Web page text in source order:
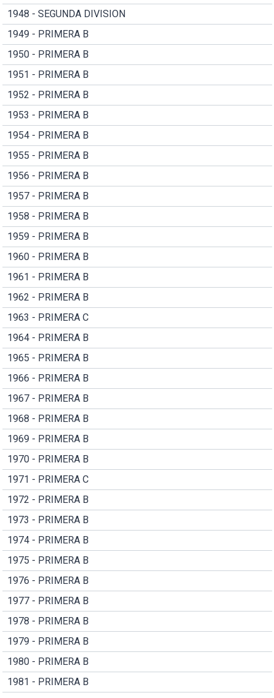
1948 - SEGUNDA DIVISION
1949 - PRIMERA B
1950 - PRIMERA B
1951 - PRIMERA B
1952 - PRIMERA B
1953 - PRIMERA B
1954 - PRIMERA B
1955 - PRIMERA B
1956 - PRIMERA B
1957 - PRIMERA B
1958 - PRIMERA B
1959 - PRIMERA B
1960 - PRIMERA B
1961 - PRIMERA B
1962 - PRIMERA B
1963 - PRIMERA C
1964 - PRIMERA B
1965 - PRIMERA B
1966 - PRIMERA B
1967 - PRIMERA B
1968 - PRIMERA B
1969 - PRIMERA B
1970 - PRIMERA B
1971 - PRIMERA C
1972 - PRIMERA B
1973 - PRIMERA B
1974 - PRIMERA B
1975 - PRIMERA B
1976 - PRIMERA B
1977 - PRIMERA B
1978 - PRIMERA B
1979 - PRIMERA B
1980 - PRIMERA B
1981 - PRIMERA B